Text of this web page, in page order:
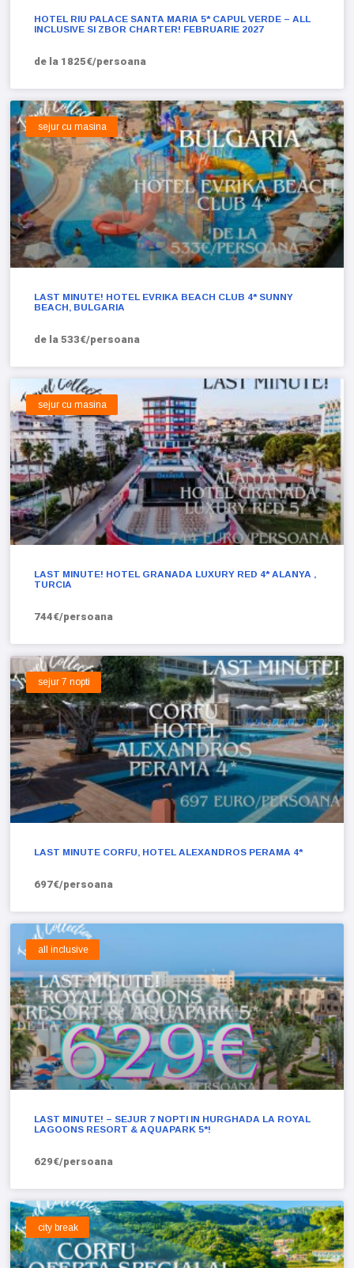
HOTEL RIU PALACE SANTA MARIA 5* CAPUL VERDE – ALL
INCLUSIVE SI ZBOR CHARTER! FEBRUARIE 2027
de la 1825€/persoana
sejur cu masina
LAST MINUTE! HOTEL EVRIKA BEACH CLUB 4* SUNNY
BEACH, BULGARIA
de la 533€/persoana
sejur cu masina
LAST MINUTE! HOTEL GRANADA LUXURY RED 4* ALANYA ,
TURCIA
744€/persoana
sejur 7 nopti
LAST MINUTE CORFU, HOTEL ALEXANDROS PERAMA 4*
697€/persoana
all inclusive
LAST MINUTE! – SEJUR 7 NOPTI IN HURGHADA LA ROYAL
LAGOONS RESORT & AQUAPARK 5*!
629€/persoana
city break